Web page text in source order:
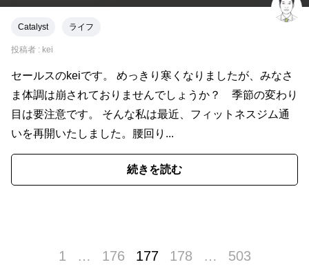
Catalyst ライフ
投稿者 : kei
セールスのkeiです。 めっきり寒くなりましたが、みなさ
ま体調は崩されておりませんでしょうか？ 季節の変わり
目は要注意です。 そんな私は最近、フィットネスジム通
いを再開いたしました。腰回り...
続きを読む
1 … 176 177 178 … 503